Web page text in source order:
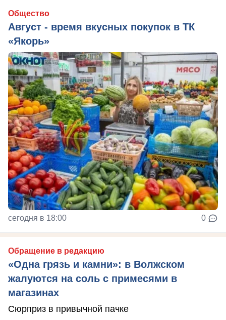
Общество
Август - время вкусных покупок в ТК
«Якорь»
сегодня в 18:00 0
Обращение в редакцию
«Одна грязь и камни»: в Волжском
жалуются на соль с примесями в
магазинах
Сюрприз в привычной пачке